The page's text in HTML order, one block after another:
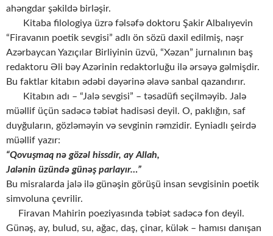
ahəngdar şəkildə birləşir.
Kitaba filologiya üzrə fəlsəfə doktoru Şakir Albalıyevin
“Firavanın poetik sevgisi” adlı ön sözü daxil edilmiş, nəşr
Azərbaycan Yazıçılar Birliyinin üzvü, “Xəzan” jurnalının baş
redaktoru Əli bəy Azərinin redaktorluğu ilə ərsəyə gəlmişdir.
Bu faktlar kitabın ədəbi dəyərinə əlavə sanbal qazandırır.
Kitabın adı – “Jalə sevgisi” – təsadüfi seçilməyib. Jalə
müəllif üçün sadəcə təbiət hadisəsi deyil. O, paklığın, saf
duyğuların, gözləməyin və sevginin rəmzidir. Eyniadlı şeirdə
müəllif yazır:
“Qovuşmaq nə gözəl hissdir, ay Allah,
Jalənin üzündə günəş parlayır…”
Bu misralarda jalə ilə günəşin görüşü insan sevgisinin poetik
simvoluna çevrilir.
Firavan Mahirin poeziyasında təbiət sadəcə fon deyil.
Günəş, ay, bulud, su, ağac, daş, çinar, külək – hamısı danışan